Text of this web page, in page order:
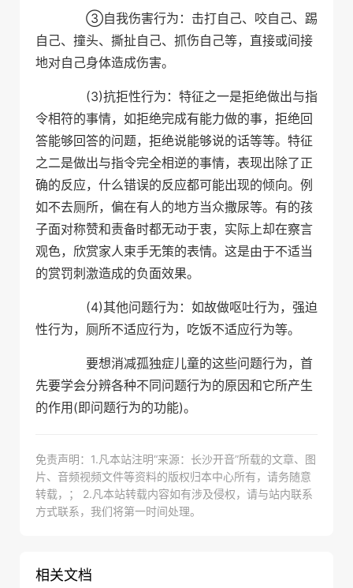
③自我伤害行为：击打自己、咬自己、踢
自己、撞头、撕扯自己、抓伤自己等，直接或间接
地对自己身体造成伤害。
(3)抗拒性行为：特征之一是拒绝做出与指
令相符的事情，如拒绝完成有能力做的事，拒绝回
答能够回答的问题，拒绝说能够说的话等等。特征
之二是做出与指令完全相逆的事情，表现出除了正
确的反应，什么错误的反应都可能出现的倾向。例
如不去厕所，偏在有人的地方当众撒尿等。有的孩
子面对称赞和责备时都无动于衷，实际上却在察言
观色，欣赏家人束手无策的表情。这是由于不适当
的赏罚刺激造成的负面效果。
(4)其他问题行为：如故做呕吐行为，强迫
性行为，厕所不适应行为，吃饭不适应行为等。
要想消减孤独症儿童的这些问题行为，首
先要学会分辨各种不同问题行为的原因和它所产生
的作用(即问题行为的功能)。
免责声明：1.凡本站注明“来源：长沙开音”所载的文章、图
片、音频视频文件等资料的版权归本中心所有，请务随意
转载，； 2.凡本站转载内容如有涉及侵权，请与站内联系
方式联系，我们将第一时间处理。
相关文档